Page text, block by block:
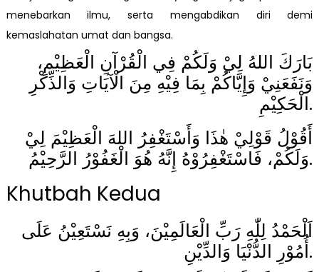
menebarkan ilmu, serta mengabdikan diri demi
kemaslahatan umat dan bangsa.
بَارَكَ اللهُ لِيْ وَلَكُمْ فِي الْقُرْآنِ الْعَظِيْمِ،
وَنَفَعَنِيْ وَإِيَّاكُمْ بِمَا فِيْهِ مِنَ الْآيَاتِ وَالذِّكْرِ
الْحَكِيْمِ.
أَقُوْلُ قَوْلِيْ هٰذَا وَأَسْتَغْفِرُ اللهَ الْعَظِيْمَ لِيْ
وَلَكُمْ، فَاسْتَغْفِرُوْهُ إِنَّهُ هُوَ الْغَفُوْرُ الرَّحِيْمُ.
Khutbah Kedua
اَلْحَمْدُ لِلّٰهِ رَبِّ الْعَالَمِيْنَ، وَبِهِ نَسْتَعِيْنُ عَلَى
أُمُوْرِ الدُّنْيَا وَالدِّيْنِ.